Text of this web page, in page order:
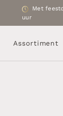
Met
uur
Assortiment